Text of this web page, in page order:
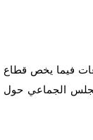
فيما يخص قطاع
الجماعي حول